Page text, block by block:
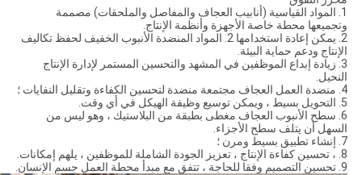
1. المواد القياسية (أنابيب العجاف والمفاصل والملحقات) مصممة
وتجميعها محطة خاصة الأجهزة وأنظمة الإنتاج.
2. يمكن إعادة استخدامها 2. المواد المنضدة الأنبوب الخفيف لحفظ تكاليف
الإنتاج ودعم حماية البيئة.
3. زيادة إبداع الموظفين في المشهد والتحسين المستمر لإدارة الإنتاج
النحيل.
4. منضدة العمل العجاف مجتمعة منضدة لتحسين الكفاءة وتقليل النفايات ؛
5. التحويل بسيط ، ويمكن توسيع وظيفة الهيكل في أي وقت.
6. سطح الأنبوب العجاف مغطى بطبقة من البلاستيك ، وهو ليس من
السهل أن يتلف سطح الأجزاء.
7. إنشاء تطبيق بسيط ومرن ؛
8. ، تحسين كفاءة الإنتاج ، تعزيز الجودة الشاملة للموظفين ، يلهم إمكانات.
9. تحسين التصميم وفقا للحاجة ، تتفق مع مبدأ محطة العمل جسم الإنسان.